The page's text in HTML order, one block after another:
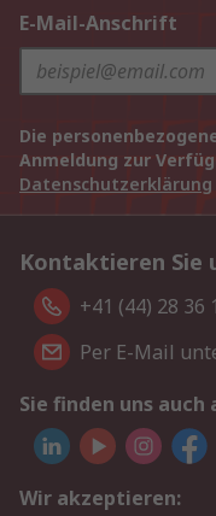
E-Mail-Anschrift
Die
Anmeldung zur
Datenschutzerklärung
Kontaktieren Sie
+41 (44) 28 36
Per E-Mail
Sie finden uns auch
Wir akzeptieren: